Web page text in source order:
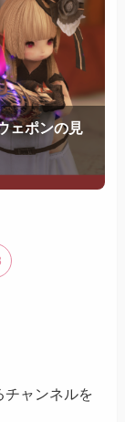
ェポンの見
チャンネルを